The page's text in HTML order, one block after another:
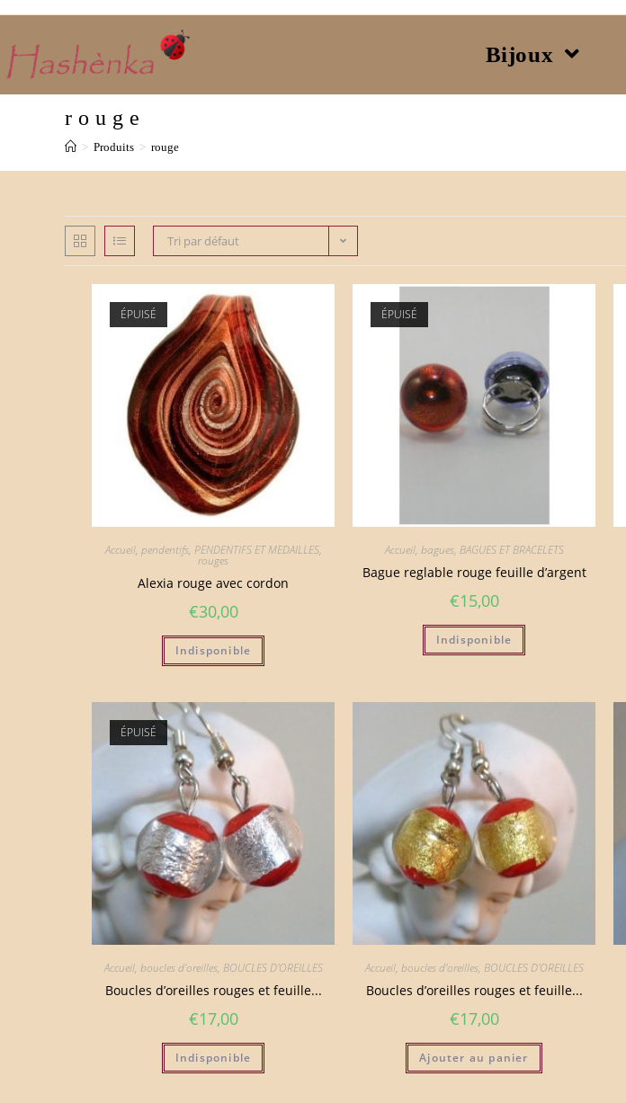
Skip
content
Bijoux
rouge
> Produits > rouge
Tri par défaut
ÉPUISÉ
Accueil, pendentifs, PENDENTIFS ET MEDAILLES,
rouges
Alexia rouge avec cordon
€30,00
Indisponible
ÉPUISÉ
Accueil, bagues, BAGUES ET BRACELETS
Bague reglable rouge feuille d’argent
€15,00
Indisponible
ÉPUISÉ
Accueil, boucles d'oreilles, BOUCLES D'OREILLES
Boucles d’oreilles rouges et feuille...
€17,00
Indisponible
Accueil, boucles d'oreilles, BOUCLES D'OREILLES
Boucles d’oreilles rouges et feuille...
€17,00
Ajouter au panier